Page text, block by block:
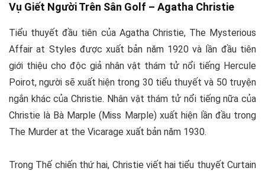
Vụ Giết Người Trên Sân Golf – Agatha Christie
Tiểu thuyết đầu tiên của Agatha Christie, The Mysterious
Affair at Styles được xuất bản năm 1920 và lần đầu tiên
giới thiệu cho độc giả nhân vật thám tử nổi tiếng Hercule
Poirot, người sẽ xuất hiện trong 30 tiểu thuyết và 50 truyện
ngắn khác của Christie. Nhân vật thám tử nổi tiếng nữa của
Christie là Bà Marple (Miss Marple) xuất hiện lần đầu trong
The Murder at the Vicarage xuất bản năm 1930.
Trong Thế chiến thứ hai, Christie viết hai tiểu thuyết Curtain